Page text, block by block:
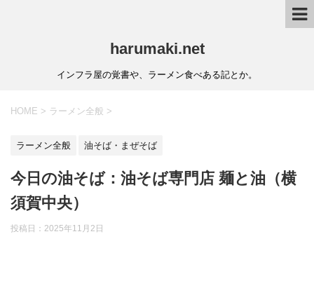
harumaki.net
インフラ屋の覚書や、ラーメン食べある記とか。
HOME > ラーメン全般 >
ラーメン全般 油そば・まぜそば
今日の油そば：油そば専門店 麺と油（横
須賀中央）
投稿日：2025年11月2日